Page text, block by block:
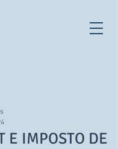
E IMPOSTO DE